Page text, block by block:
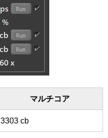
マルチコア
3303 cb